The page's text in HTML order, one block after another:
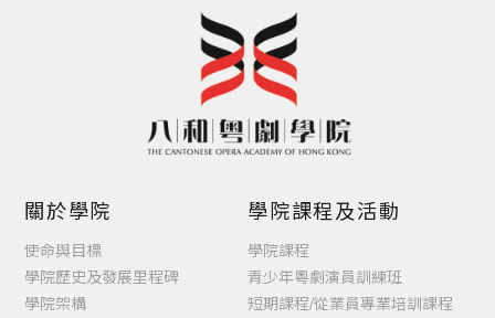
關於學院
使命與目標
學院歷史及發展里程碑
學院架構
學院課程及活動
學院課程
青少年粵劇演員訓練班
短期課程/從業員專業培訓課程